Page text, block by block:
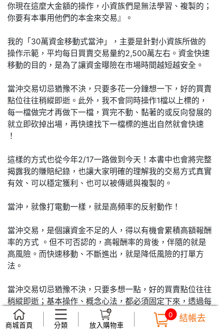
你現在這麼大金額的操作，小資族們是無法學習、複製的；
你要有本事用他們的本金來交易』。
我的「30萬資金移動式當沖」，主要是針對小資族所做的
操作示範，平均每日買賣交易量約2,500萬左右。資金快速
移動的目的，是為了讓資金曝險在市場時間越短越安全。
當沖交易切忌猶豫不決，只要多花一分鐘想一下，好的買賣
點位往往稍縱即逝。此外，我不會同時操作1檔以上標的，
每一檔做完才再做下一檔，買完不動、黏著的或反向發展的
就立即砍掉出場，再快速找下一檔標的進出自然就會快速
！
這樣的方式也從今年2/17一路做到今天！本書中也會將完整
揭露我的賺賠紀錄，也讓大家明確的理解我的交易方式真實
有效、可以穩定獲利、也可以被傳遞與複製的。
當沖，就像打電動一樣，就是高頻率的反射動作！
當沖交易，是個讓資金不足的人，得以有機會累積高額報酬
率的方式 。但不可否認的，高報酬率的背後，伴隨的就是
高風險。而快速移動、不斷進出，就是降低風險的打單方
法。
當沖交易切忌猶豫不決，只要多想一點，好的買賣點位往往
稍縱即逝；基本操作、概念心法，都必須固定下來，透過每
天高頻率交易，操作將成為反射動作。賺錢的功夫 永遠不
容易、不簡單、不可能垂手可得。 期許各位要用功學習、
商城首頁 分類 放入購物車
0 結帳去